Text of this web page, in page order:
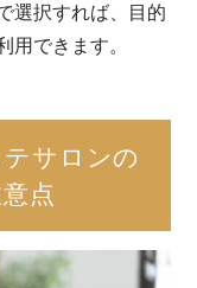
選択すれば、目的
用できます。
サロンの
点